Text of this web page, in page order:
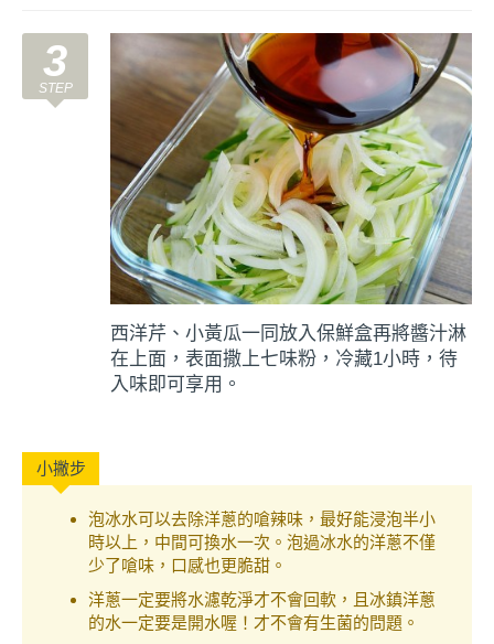
3
西洋芹、小黃瓜一同放入保鮮盒再將醬汁淋
在上面，表面撒上七味粉，冷藏1小時，待
入味即可享用。
泡冰水可以去除洋蔥的嗆辣味，最好能浸泡半小
時以上，中間可換水一次。泡過冰水的洋蔥不僅
少了嗆味，口感也更脆甜。
洋蔥一定要將水濾乾淨才不會回軟，且冰鎮洋蔥
的水一定要是開水喔！才不會有生菌的問題。